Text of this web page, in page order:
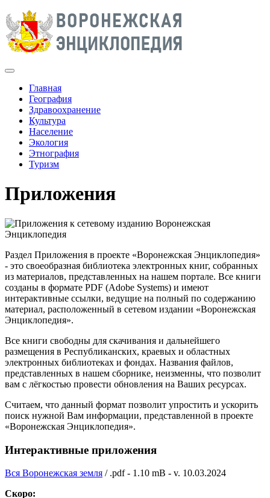
Главная
География
Здравоохранение
Культура
Население
Экология
Этнография
Туризм
Приложения
Раздел Приложения в проекте «Воронежская Энциклопедия»
- это своеобразная библиотека электронных книг, собранных
из материалов, представленных на нашем портале. Все книги
созданы в формате PDF (Adobe Systems) и имеют
интерактивные ссылки, ведущие на полный по содержанию
материал, расположенный в сетевом издании «Воронежская
Энциклопедия».
Все книги свободны для скачивания и дальнейшего
размещения в Республиканских, краевых и областных
электронных библиотеках и фондах. Названия файлов,
представленных в нашем сборнике, неизменны, что позволит
вам с лёгкостью провести обновления на Ваших ресурсах.
Считаем, что данный формат позволит упростить и ускорить
поиск нужной Вам информации, представленной в проекте
«Воронежская Энциклопедия».
Интерактивные приложения
Вся Воронежская земля / .pdf - 1.10 mB - v. 10.03.2024
Скоро: